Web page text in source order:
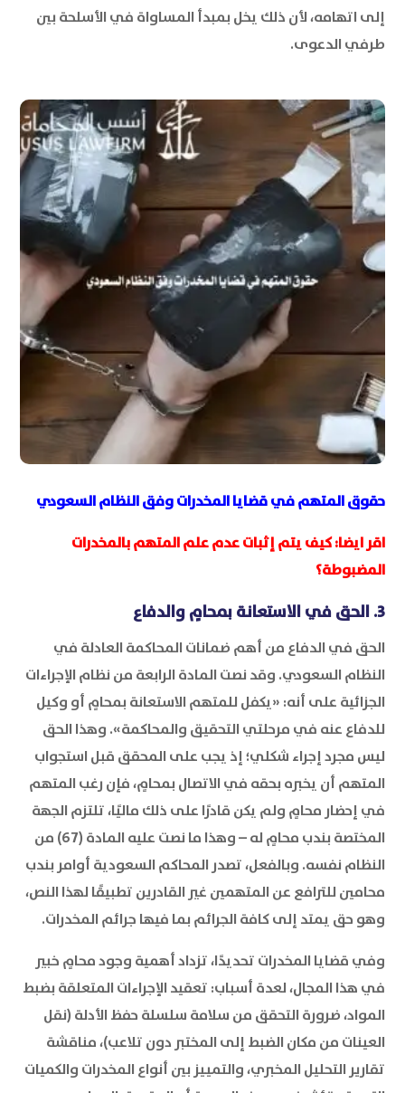
إلى اتهامه، لأن ذلك يخل بمبدأ المساواة في الأسلحة بين
طرفي الدعوى.
حقوق المتهم في قضايا المخدرات وفق النظام السعودي
اقر ايضا:كيف يتم إثبات عدم علم المتهم بالمخدرات
المضبوطة؟
3. الحق في الاستعانة بمحامٍ والدفاع
الحق في الدفاع من أهم ضمانات المحاكمة العادلة في
النظام السعودي. وقد نصت المادة الرابعة من نظام الإجراءات
الجزائية على أنه: «يكفل للمتهم الاستعانة بمحامٍ أو وكيل
للدفاع عنه في مرحلتي التحقيق والمحاكمة». وهذا الحق
ليس مجرد إجراء شكلي؛ إذ يجب على المحقق قبل استجواب
المتهم أن يخبره بحقه في الاتصال بمحامٍ، فإن رغب المتهم
في إحضار محامٍ ولم يكن قادرًا على ذلك ماليًا، تلتزم الجهة
المختصة بندب محامٍ له – وهذا ما نصت عليه المادة (67) من
النظام نفسه. وبالفعل، تصدر المحاكم السعودية أوامر بندب
محامين للترافع عن المتهمين غير القادرين تطبيقًا لهذا النص،
وهو حق يمتد إلى كافة الجرائم بما فيها جرائم المخدرات.
وفي قضايا المخدرات تحديدًا، تزداد أهمية وجود محامٍ خبير
في هذا المجال، لعدة أسباب: تعقيد الإجراءات المتعلقة بضبط
المواد، ضرورة التحقق من سلامة سلسلة حفظ الأدلة (نقل
العينات من مكان الضبط إلى المختبر دون تلاعب)، مناقشة
تقارير التحليل المخبري، والتمييز بين أنواع المخدرات والكميات